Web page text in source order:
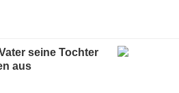
seine Tochter
aus